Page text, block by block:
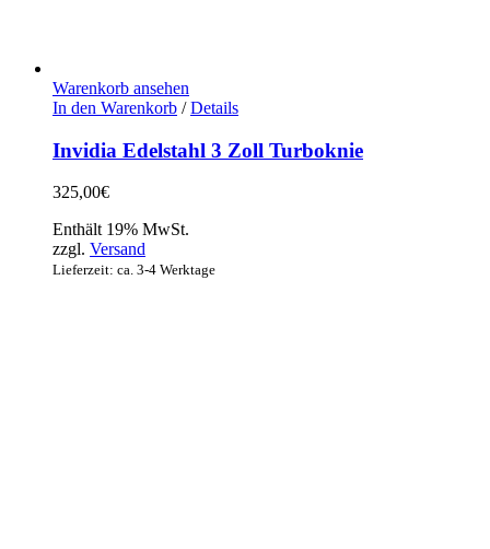
Warenkorb ansehen
In den Warenkorb / Details
Invidia Edelstahl 3 Zoll Turboknie
325,00€
Enthält 19% MwSt.
zzgl. Versand
Lieferzeit: ca. 3-4 Werktage